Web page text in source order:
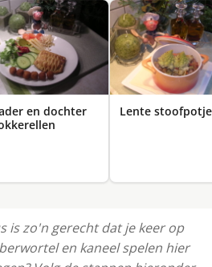
en dochter
Lente stoofpotje
is zo'n gerecht dat je keer op
en kaneel spelen hier